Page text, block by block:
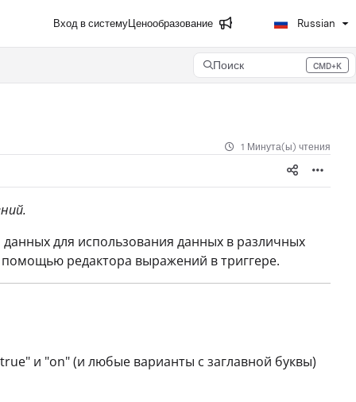
Вход в системуЦенообразование Russian
Поиск CMD+K
Press CMD+K to open search
1 Минута(ы) чтения
для использования данных в различных
редактора выражений в триггере.
и "on" (и любые варианты с заглавной буквы)